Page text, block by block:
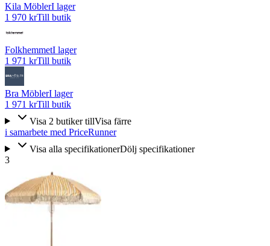
Kila MöblerI lager
1 970 krTill butik
FolkhemmetI lager
1 971 krTill butik
Bra MöblerI lager
1 971 krTill butik
Visa 2 butiker tillVisa färre
i samarbete med PriceRunner
Visa alla specifikationerDölj specifikationer
3